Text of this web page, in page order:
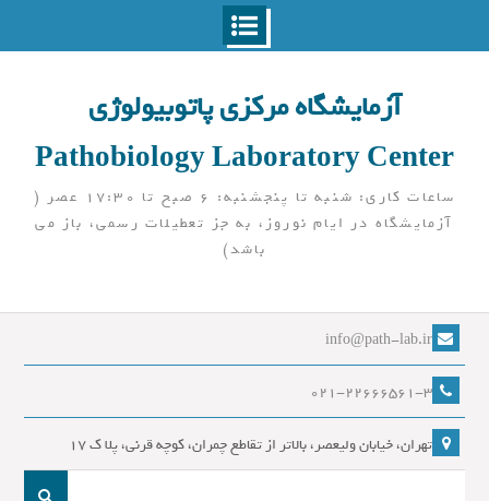
آزمایشگاه مرکزی پاتوبیولوژی
Pathobiology Laboratory Center
ساعات کاری: شنبه تا پنجشنبه: 6 صبح تا 17:30 عصر (
آزمایشگاه در ایام نوروز، به جز تعطیلات رسمی، باز می
باشد)
info@path-lab.ir
021-22666561-3
تهران، خیابان ولیعصر، بالاتر از تقاطع چمران، کوچه قرنی، پلا ک 17
جست